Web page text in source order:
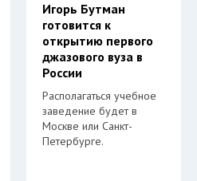
Игорь Бутман
готовится к
открытию первого
джазового вуза в
России
Располагаться учебное
заведение будет в
Москве или Санкт-
Петербурге.